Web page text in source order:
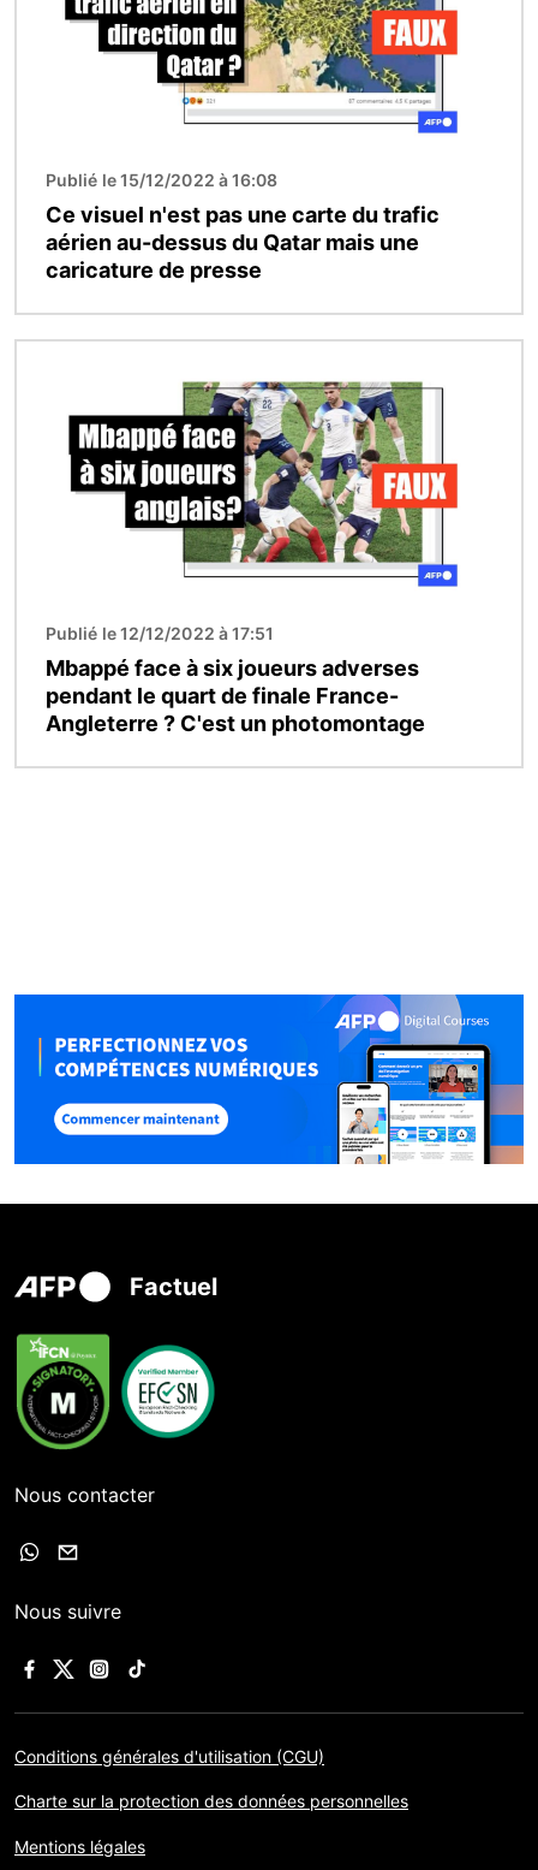
Publié le 15/12/2022 à 16:08
Ce visuel n'est pas une carte du trafic
aérien au-dessus du Qatar mais une
caricature de presse
Publié le 12/12/2022 à 17:51
Mbappé face à six joueurs adverses
pendant le quart de finale France-
Angleterre ? C'est un photomontage
Factuel
Nous contacter
Nous suivre
Conditions générales d'utilisation (CGU)
Charte sur la protection des données personnelles
Mentions légales